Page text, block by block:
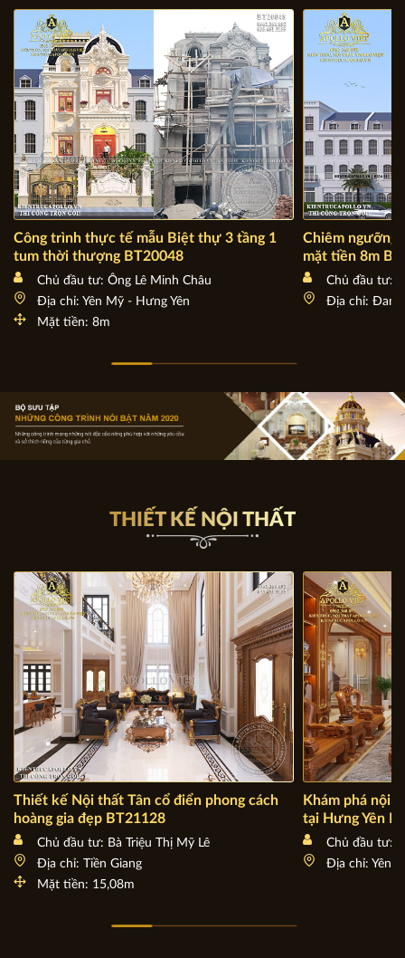
Công trình thực tế mẫu Biệt thự 3 tầng 1
tum thời thượng BT20048
Chủ đầu tư: Ông Lê Minh Châu
Địa chỉ: Yên Mỹ - Hưng Yên
Mặt tiền: 8m
Chiêm ngưỡng
mặt tiền 8m
Chủ đầu tư:
Địa chỉ: Đan
THIẾT KẾ NỘI THẤT
Thiết kế Nội thất Tân cổ điển phong cách
hoàng gia đẹp BT21128
Chủ đầu tư: Bà Triệu Thị Mỹ Lê
Địa chỉ: Tiền Giang
Mặt tiền: 15,08m
Khám phá nội
tại Hưng Yên
Chủ đầu tư:
Địa chỉ: Yên